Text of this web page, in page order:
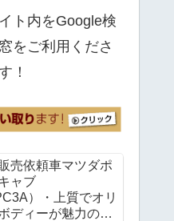
ト内をGoogle検
をご利用くださ
！
売依頼車マツダポ
ャブ
）・上質でオリ
ディーが魅力の通